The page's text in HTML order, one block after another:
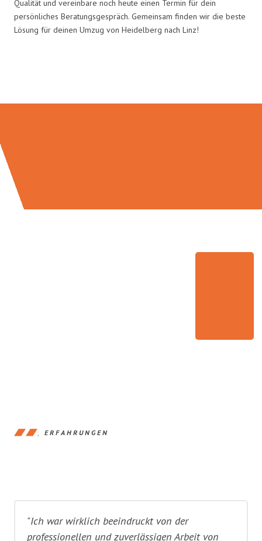
Qualität und vereinbare noch heute einen Termin für dein
persönliches Beratungsgespräch. Gemeinsam finden wir die beste
Lösung für deinen Umzug von Heidelberg nach Linz!
ERFAHRUNGEN
"Ich war wirklich beeindruckt von der
professionellen und zuverlässigen Arbeit von